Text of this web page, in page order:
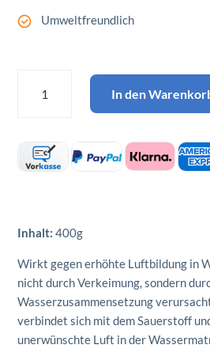
Umweltfreundlich
Sorb
Menge
In den
Inhalt: 400g
Wirkt gegen erhöhte Luftbildung in
nicht durch Verkeimung, sondern
Wasserzusammensetzung
verbindet sich mit dem Sauerstoff
unerwünschte Luft in der